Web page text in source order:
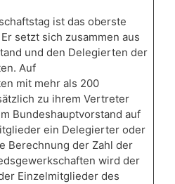
ist das oberste
setzt sich zusammen aus
und den Delegierten der
Auf
mit mehr als 200
zu ihrem Vertreter
Bundeshauptvorstand auf
ein Delegierter oder
Berechnung der Zahl der
wird der
Einzelmitglieder des